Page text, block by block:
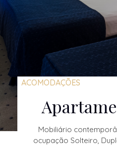
ACOMODAÇÕES
Mobiliário
ocupação Solteiro,